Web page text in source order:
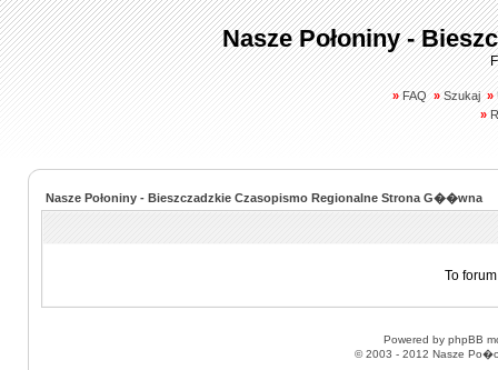
Nasze Połoniny -
» FAQ » Szukaj »
»
Nasze Połoniny - Bieszczadzkie Czasopismo Regionalne Strona G��wna
To
Powered by phpBB
© 2003 - 2012 Nasze